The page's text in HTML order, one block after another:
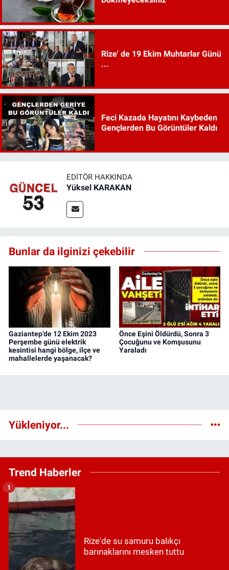
Rize' de 19 Ekim Muhtarlar Günü
...
Feci Kazada Hayatını Kaybeden
Gençlerden Bu Görüntüler Kaldı
EDITÖR HAKKINDA
Yüksel KARAKAN
Bunlar da ilginizi çekebilir
Gaziantep’de 12 Ekim 2023
Perşembe günü elektrik
kesintisi hangi bölge, ilçe ve
mahallelerde yaşanacak?
Önce Eşini Öldürdü, Sonra 3
Çocuğunu ve Komşusunu
Yaraladı
Yükleniyor...
Trend Haberler
Rize'de su samuru balıkçı
barınaklarını mesken tuttu
1